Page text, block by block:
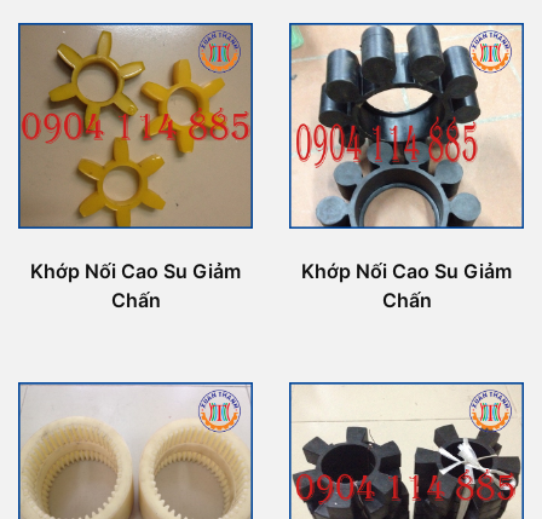
Khớp Nối Cao Su Giảm
Chấn
Khớp Nối Cao Su Giảm
Chấn